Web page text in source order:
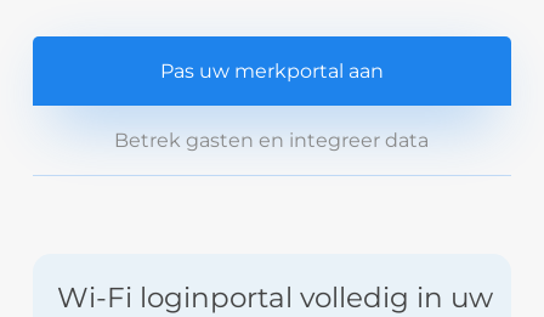
Pas uw merkportal aan
Betrek gasten en integreer data
Wi-Fi loginportal volledig in uw